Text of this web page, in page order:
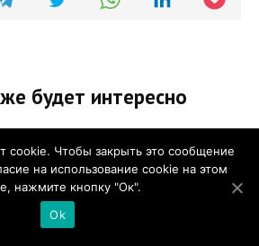
будет интересно
cookie. Чтобы закрыть это сообщение
на использование cookie на этом
нажмите кнопку "Ок".
Ok